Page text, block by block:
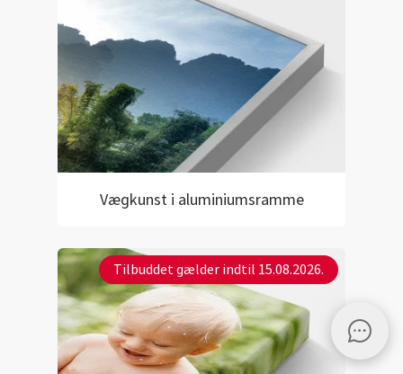
Vægkunst i aluminiumsramme
Tilbuddet gælder indtil 15.08.2026.